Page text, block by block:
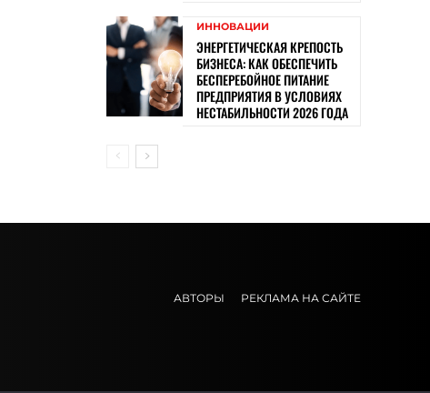
ИННОВАЦИИ
ЭНЕРГЕТИЧЕСКАЯ КРЕПОСТЬ
БИЗНЕСА: КАК ОБЕСПЕЧИТЬ
БЕСПЕРЕБОЙНОЕ ПИТАНИЕ
ПРЕДПРИЯТИЯ В УСЛОВИЯХ
НЕСТАБИЛЬНОСТИ 2026 ГОДА
АВТОРЫ РЕКЛАМА НА САЙТЕ